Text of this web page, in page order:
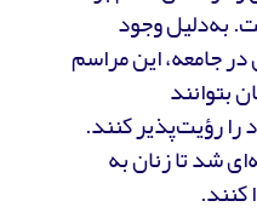
به‌دلیل وجود
جامعه، این مراسم
بتوانند
را رؤیت‌پذیر کنند.
شد تا زنان به